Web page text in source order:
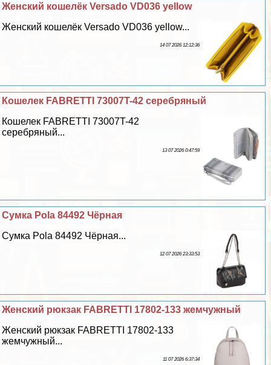
Женский кошелёк Versado VD036 yellow
Женский кошелёк Versado VD036 yellow...
14 07 2026 12:12:36
Кошелек FABRETTI 73007T-42 серебряный
Кошелек FABRETTI 73007T-42
серебряный...
13 07 2026 0:47:59
Сумка Pola 84492 Чёрная
Сумка Pola 84492 Чёрная...
12 07 2026 23:33:53
Женский рюкзак FABRETTI 17802-133 жемчужный
Женский рюкзак FABRETTI 17802-133
жемчужный...
11 07 2026 6:37:34